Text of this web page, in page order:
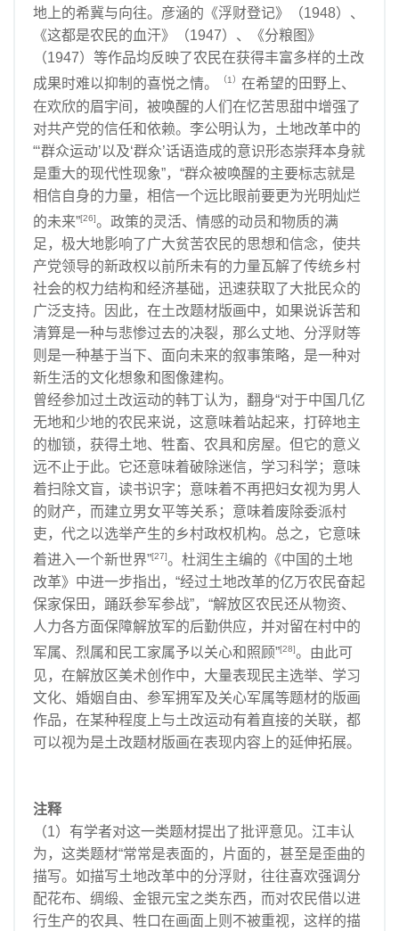
地上的希冀与向往。彦涵的《浮财登记》（1948）、
《这都是农民的血汗》（1947）、《分粮图》
（1947）等作品均反映了农民在获得丰富多样的土改
成果时难以抑制的喜悦之情。
（1） 在希望的田野上、
在欢欣的眉宇间，被唤醒的人们在忆苦思甜中增强了
对共产党的信任和依赖。李公明认为，土地改革中的
“‘群众运动’以及‘群众’话语造成的意识形态崇拜本身就
是重大的现代性现象”，“群众被唤醒的主要标志就是
相信自身的力量，相信一个远比眼前要更为光明灿烂
的未来”[26]。政策的灵活、情感的动员和物质的满
足，极大地影响了广大贫苦农民的思想和信念，使共
产党领导的新政权以前所未有的力量瓦解了传统乡村
社会的权力结构和经济基础，迅速获取了大批民众的
广泛支持。因此，在土改题材版画中，如果说诉苦和
清算是一种与悲惨过去的决裂，那么丈地、分浮财等
则是一种基于当下、面向未来的叙事策略，是一种对
新生活的文化想象和图像建构。
曾经参加过土改运动的韩丁认为，翻身“对于中国几亿
无地和少地的农民来说，这意味着站起来，打碎地主
的枷锁，获得土地、牲畜、农具和房屋。但它的意义
远不止于此。它还意味着破除迷信，学习科学；意味
着扫除文盲，读书识字；意味着不再把妇女视为男人
的财产，而建立男女平等关系；意味着废除委派村
吏，代之以选举产生的乡村政权机构。总之，它意味
着进入一个新世界”[27]。杜润生主编的《中国的土地
改革》中进一步指出，“经过土地改革的亿万农民奋起
保家保田，踊跃参军参战”，“解放区农民还从物资、
人力各方面保障解放军的后勤供应，并对留在村中的
军属、烈属和民工家属予以关心和照顾”[28]。由此可
见，在解放区美术创作中，大量表现民主选举、学习
文化、婚姻自由、参军拥军及关心军属等题材的版画
作品，在某种程度上与土改运动有着直接的关联，都
可以视为是土改题材版画在表现内容上的延伸拓展。
注释
（1）有学者对这一类题材提出了批评意见。江丰认
为，这类题材“常常是表面的，片面的，甚至是歪曲的
描写。如描写土地改革中的分浮财，往往喜欢强调分
配花布、绸缎、金银元宝之类东西，而对农民借以进
行生产的农具、牲口在画面上则不被重视，这样的描